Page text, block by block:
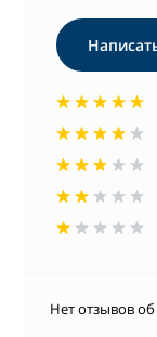
Нет отзывов